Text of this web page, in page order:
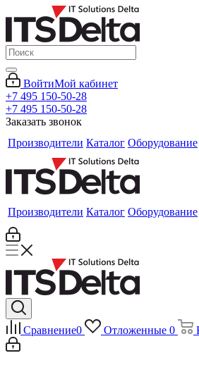
ВойтиМой кабинет
+7 495 150-50-28
+7 495 150-50-28
Заказать звонок
Производители Каталог Оборудование
Производители Каталог Оборудование
Сравнение0 Отложенные 0